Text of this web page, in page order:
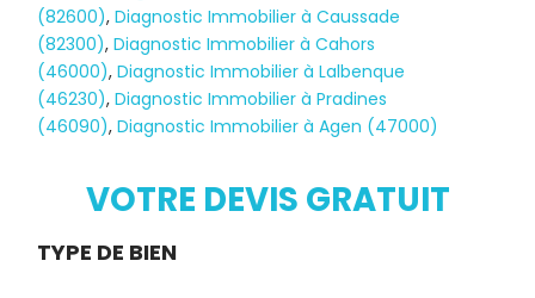
Diagnostic
(82600),Diagnostic Immobilier à Caussade
(82300),Diagnostic Immobilier à Cahors
(46000),Diagnostic Immobilier à Lalbenque
(46230),Diagnostic Immobilier à Pradines
(46090),Diagnostic Immobilier à Agen (47000)
VOTRE DEVIS GRATUIT
Demande
TYPE DE BIEN